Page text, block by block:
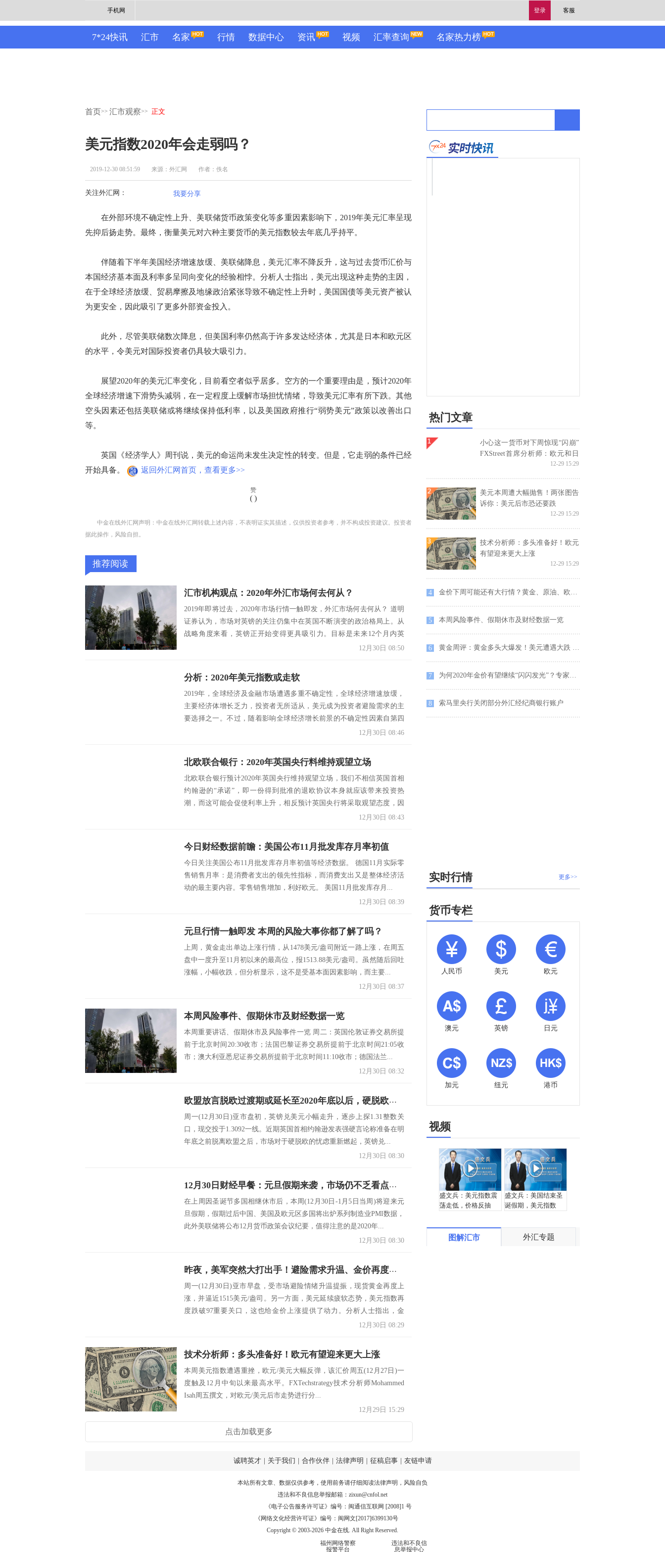
登录 客服
手机网
7*24快讯 汇市 名家 行情 数据中心 资讯 视频 汇率查询 名家热力榜
首页>> 汇市观察>> 正文
美元指数2020年会走弱吗？
2019-12-30 08:51:59 来源：外汇网 作者：佚名
关注外汇网： 我要分享
在外部环境不确定性上升、美联储货币政策变化等多重因素影响下，2019年美元汇率呈现
先抑后扬走势。最终，衡量美元对六种主要货币的美元指数较去年底几乎持平。
伴随着下半年美国经济增速放缓、美联储降息，美元汇率不降反升，这与过去货币汇价与
本国经济基本面及利率多呈同向变化的经验相悖。分析人士指出，美元出现这种走势的主因，
在于全球经济放缓、贸易摩擦及地缘政治紧张导致不确定性上升时，美国国债等美元资产被认
为更安全，因此吸引了更多外部资金投入。
此外，尽管美联储数次降息，但美国利率仍然高于许多发达经济体，尤其是日本和欧元区
的水平，令美元对国际投资者仍具较大吸引力。
展望2020年的美元汇率变化，目前看空者似乎居多。空方的一个重要理由是，预计2020年
全球经济增速下滑势头减弱，在一定程度上缓解市场担忧情绪，导致美元汇率有所下跌。其他
空头因素还包括美联储或将继续保持低利率，以及美国政府推行“弱势美元”政策以改善出口
等。
英国《经济学人》周刊说，美元的命运尚未发生决定性的转变。但是，它走弱的条件已经
开始具备。
返回外汇网首页，查看更多>>
赞
( )
中金在线外汇网声明：中金在线外汇网转载上述内容，不表明证实其描述，仅供投资者参考，并不构成投资建议。投资者
据此操作，风险自担。
推荐阅读
汇市机构观点：2020年外汇市场何去何从？
2019年即将过去，2020年市场行情一触即发，外汇市场何去何从？ 道明
证券认为，市场对英镑的关注仍集中在英国不断演变的政治格局上。从
战略角度来看，英镑正开始变得更具吸引力。目标是未来12个月内英
12月30日 08:50
分析：2020年美元指数或走软
2019年，全球经济及金融市场遭遇多重不确定性，全球经济增速放缓，
主要经济体增长乏力，投资者无所适从，美元成为投资者避险需求的主
要选择之一。不过，随着影响全球经济增长前景的不确定性因素自第四
12月30日 08:46
北欧联合银行：2020年英国央行料维持观望立场
北欧联合银行预计2020年英国央行维持观望立场，我们不相信英国首相
约翰逊的“承诺”，即一份得到批准的退欧协议本身就应该带来投资热
潮，而这可能会促使利率上升，相反预计英国央行将采取观望态度，因
12月30日 08:43
今日财经数据前瞻：美国公布11月批发库存月率初值
今日关注美国公布11月批发库存月率初值等经济数据。 德国11月实际零
售销售月率：是消费者支出的领先性指标，而消费支出又是整体经济活
动的最主要内容。零售销售增加，利好欧元。 美国11月批发库存月...
12月30日 08:39
元旦行情一触即发 本周的风险大事你都了解了吗？
上周，黄金走出单边上涨行情，从1478美元/盎司附近一路上涨，在周五
盘中一度升至11月初以来的最高位，报1513.88美元/盎司。虽然随后回吐
涨幅，小幅收跌，但分析显示，这不是受基本面因素影响，而主要...
12月30日 08:37
本周风险事件、假期休市及财经数据一览
本周重要讲话、假期休市及风险事件一览 周二：英国伦敦证券交易所提
前于北京时间20:30收市；法国巴黎证券交易所提前于北京时间21:05收
市；澳大利亚悉尼证券交易所提前于北京时间11:10收市；德国法兰...
12月30日 08:32
欧盟放言脱欧过渡期或延长至2020年底以后，硬脱欧疑虑缓和，本周英镑有望继续反弹
周一(12月30日)亚市盘初，英镑兑美元小幅走升，逐步上探1.31整数关
口，现交投于1.3092一线。近期英国首相约翰逊发表强硬言论称准备在明
年底之前脱离欧盟之后，市场对于硬脱欧的忧虑重新燃起，英镑兑...
12月30日 08:30
12月30日财经早餐：元旦假期来袭，市场仍不乏看点，聚焦多国数据及美联储纪要
在上周因圣诞节多国相继休市后，本周(12月30日-1月5日当周)将迎来元
旦假期，假期过后中国、美国及欧元区多国将出炉系列制造业PMI数据，
此外美联储将公布12月货币政策会议纪要，值得注意的是2020年...
12月30日 08:30
昨夜，美军突然大打出手！避险需求升温、金价再度逼近1515 美元刚刚又跌破97关口
周一(12月30日)亚市早盘，受市场避险情绪升温提振，现货黄金再度上
涨，并逼近1515美元/盎司。另一方面，美元延续疲软态势，美元指数再
度跌破97重要关口，这也给金价上涨提供了动力。分析人士指出，金
12月30日 08:29
技术分析师：多头准备好！欧元有望迎来更大上涨
本周美元指数遭遇重挫，欧元/美元大幅反弹，该汇价周五(12月27日)一
度触及12月中旬以来最高水平。FXTechstrategy技术分析师Mohammed
Isah周五撰文，对欧元/美元后市走势进行分...
12月29日 15:29
点击加载更多
热门文章
小心这一货币对下周惊现“闪崩”
FXStreet首席分析师：欧元和日
12-29 15:29
美元本周遭大幅抛售！两张图告
诉你：美元后市恐还要跌
12-29 15:29
技术分析师：多头准备好！欧元
有望迎来更大上涨
12-29 15:29
4 金价下周可能还有大行情？黄金、原油、欧元、英镑和澳元技术前景分析
5 本周风险事件、假期休市及财经数据一览
6 黄金周评：黄金多头大爆发！美元遭遇大跌 金价飙升至1510上方
7 为何2020年金价有望继续“闪闪发光”？专家点出三大主要原因
8 索马里央行关闭部分外汇经纪商银行账户
更多>>
实时行情
货币专栏
人民币 美元 欧元
澳元 英镑 日元
加元 纽元 港币
视频
盛文兵：美元指数震
荡走低，价格反抽
盛文兵：美国结束圣
诞假期，美元指数
图解汇市 外汇专题
诚聘英才 关于我们 合作伙伴 法律声明 征稿启事 友链申请
本站所有文章、数据仅供参考，使用前务请仔细阅读法律声明 ，风险自负
违法和不良信息举报邮箱： zixun@cnfol.net
《电子公告服务许可证》编号：闽通信互联网 [2008]1 号
《网络文化经营许可证》编号：闽网文[2017]6399130号
Copyright © 2003-2026 中金在线. All Right Reserved.
福州网络警察
报警平台
违法和不良信
息举报中心